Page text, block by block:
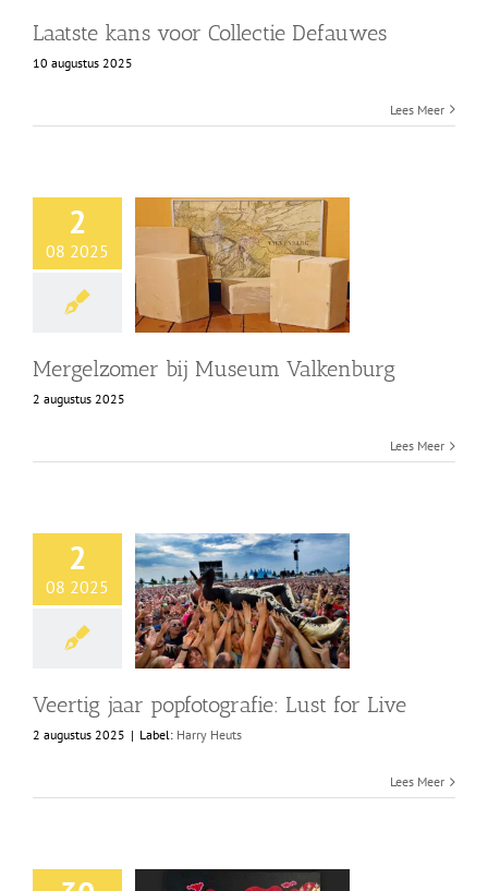
Laatste kans voor Collectie Defauwes
10 augustus 2025
Lees Meer
2
08 2025
Mergelzomer bij Museum Valkenburg
2 augustus 2025
Lees Meer
2
08 2025
Veertig jaar popfotografie: Lust for Live
2 augustus 2025 | Label: Harry Heuts
Lees Meer